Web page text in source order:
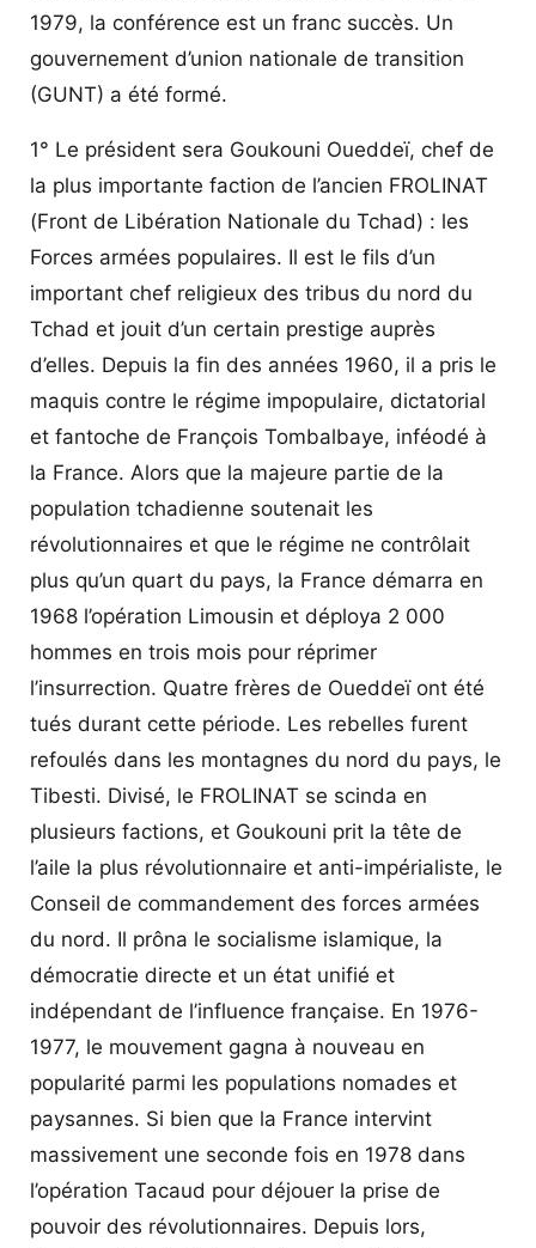
1979, la conférence est un franc succès. Un
gouvernement d’union nationale de transition
(GUNT) a été formé.
1° Le président sera Goukouni Oueddeï, chef de
la plus importante faction de l’ancien FROLINAT
(Front de Libération Nationale du Tchad) : les
Forces armées populaires. Il est le fils d’un
important chef religieux des tribus du nord du
Tchad et jouit d’un certain prestige auprès
d’elles. Depuis la fin des années 1960, il a pris le
maquis contre le régime impopulaire, dictatorial
et fantoche de François Tombalbaye, inféodé à
la France. Alors que la majeure partie de la
population tchadienne soutenait les
révolutionnaires et que le régime ne contrôlait
plus qu’un quart du pays, la France démarra en
1968 l’opération Limousin et déploya 2 000
hommes en trois mois pour réprimer
l’insurrection. Quatre frères de Oueddeï ont été
tués durant cette période. Les rebelles furent
refoulés dans les montagnes du nord du pays, le
Tibesti. Divisé, le FROLINAT se scinda en
plusieurs factions, et Goukouni prit la tête de
l’aile la plus révolutionnaire et anti-impérialiste, le
Conseil de commandement des forces armées
du nord. Il prôna le socialisme islamique, la
démocratie directe et un état unifié et
indépendant de l’influence française. En 1976-
1977, le mouvement gagna à nouveau en
popularité parmi les populations nomades et
paysannes. Si bien que la France intervint
massivement une seconde fois en 1978 dans
l’opération Tacaud pour déjouer la prise de
pouvoir des révolutionnaires. Depuis lors,